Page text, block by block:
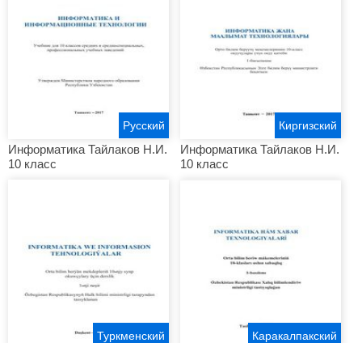
Информатика Тайлаков Н.И.
10 класс
Русский
Информатика Тайлаков Н.И.
10 класс
Киргизский
Туркменский Каракалпакский